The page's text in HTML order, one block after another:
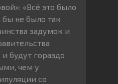
«Всё это было
не было так
задумок и
и будут гораздо
чем у
со